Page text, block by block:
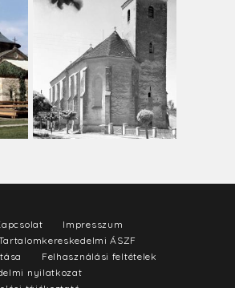
Impresszum
ÁSZF
Felhasználási feltételek
nyilatkozat